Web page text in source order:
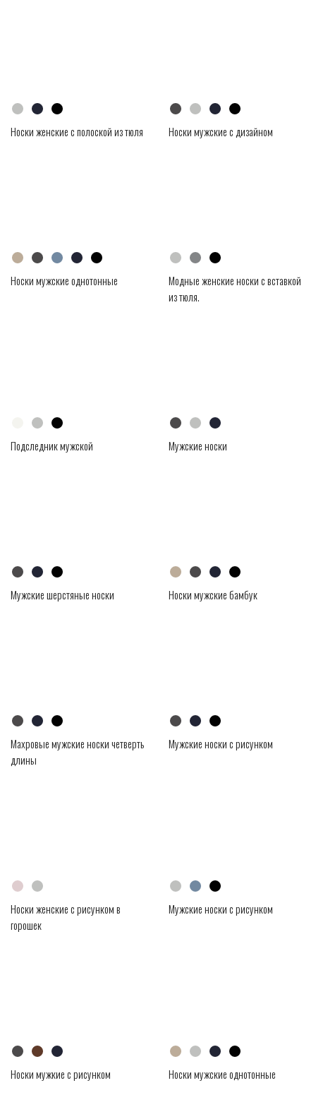
Носки женские с полоской из тюля Носки мужские с дизайном
Носки мужские однотонные
Модные женские носки с вставкой
из тюля.
Подследник мужской Мужские носки
Мужские шерстяные носки Носки мужские бамбук
Махровые мужские носки четверть
длины
Мужские носки с рисунком
Носки женские с рисунком в
горошек
Мужские носки с рисунком
Носки мужкие с рисунком Носки мужские однотонные